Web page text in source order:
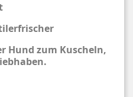
Hund zum Kuscheln,